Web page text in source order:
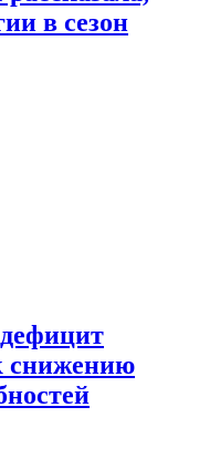
в сезон
снижению